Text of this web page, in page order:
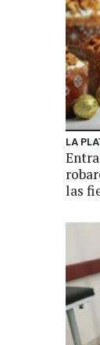
LA
las